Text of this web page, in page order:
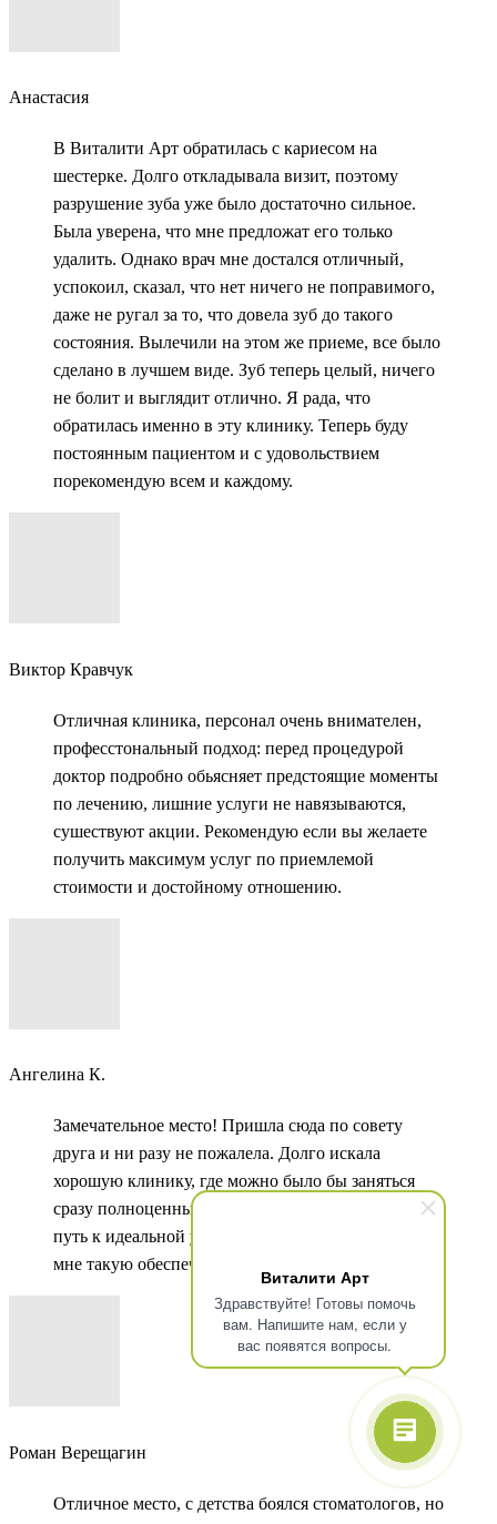
Виталити Арт
Здравствуйте! Готовы помочь
вам. Напишите нам, если у
вас появятся вопросы.
Анастасия
В Виталити Арт обратилась с кариесом на
шестерке. Долго откладывала визит, поэтому
разрушение зуба уже было достаточно сильное.
Была уверена, что мне предложат его только
удалить. Однако врач мне достался отличный,
успокоил, сказал, что нет ничего не поправимого,
даже не ругал за то, что довела зуб до такого
состояния. Вылечили на этом же приеме, все было
сделано в лучшем виде. Зуб теперь целый, ничего
не болит и выглядит отлично. Я рада, что
обратилась именно в эту клинику. Теперь буду
постоянным пациентом и с удовольствием
порекомендую всем и каждому.
Виктор Кравчук
Отличная клиника, персонал очень внимателен,
професстональный подход: перед процедурой
доктор подробно обьясняет предстоящие моменты
по лечению, лишние услуги не навязываются,
сушествуют акции. Рекомендую если вы желаете
получить максимум услуг по приемлемой
стоимости и достойному отношению.
Ангелина К.
Замечательное место! Пришла сюда по совету
друга и ни разу не пожалела. Долго искала
хорошую клинику, где можно было бы заняться
сразу полноценным лечением. Впереди долгий
путь к идеальной улыбки, но я уверена, что здесь
мне такую обеспечат.
Роман Верещагин
Отличное место, с детства боялся стоматологов, но